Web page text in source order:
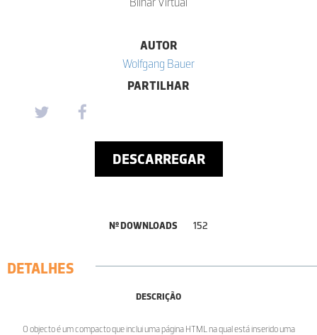
AUTOR
Wolfgang Bauer
PARTILHAR
DESCARREGAR
Nº DOWNLOADS 152
DETALHES
DESCRIÇÃO
O objecto é um compacto que inclui uma página HTML na qual está inserido uma